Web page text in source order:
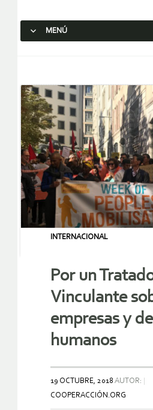
MENÚ
INTERNACIONAL
Por un
Vinculante
empresas y
humanos
19 OCTUBRE, 2018 AUTOR:
COOPERACCIÓN.ORG